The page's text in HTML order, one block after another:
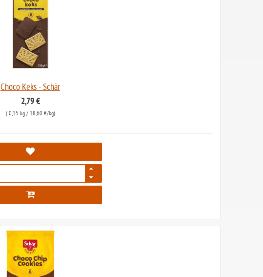
Choco Keks - Schär
2,79 €
( 0,15 kg/ 18,60 €/kg)
90